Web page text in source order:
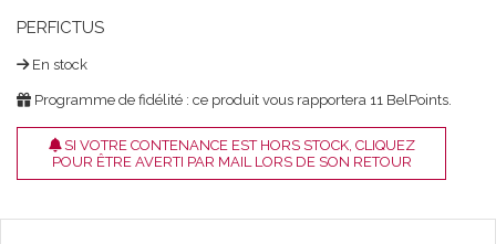
PERFICTUS
En stock
Programme de fidélité : ce produit vous rapportera 11 BelPoints.
SI VOTRE CONTENANCE EST HORS STOCK, CLIQUEZ
POUR ÊTRE AVERTI PAR MAIL LORS DE SON RETOUR